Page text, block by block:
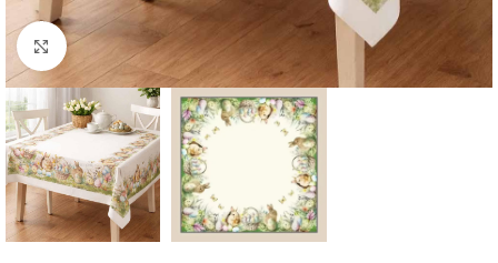
Κλικ για μεγέθυνση